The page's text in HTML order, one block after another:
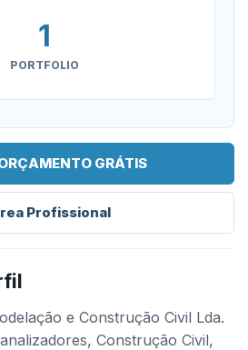
1
PORTFOLIO
GRÁTIS
Profissional
e Construção Civil Lda.
Construção Civil,